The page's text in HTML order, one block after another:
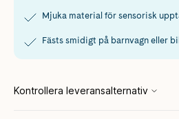
Mjuka material för sensorisk
Fästs smidigt på barnvagn eller